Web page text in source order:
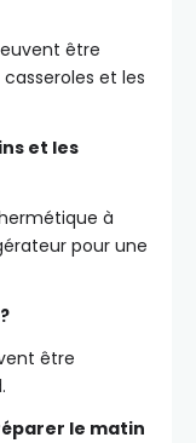
être
et les
et les
à
pour une
être
le matin